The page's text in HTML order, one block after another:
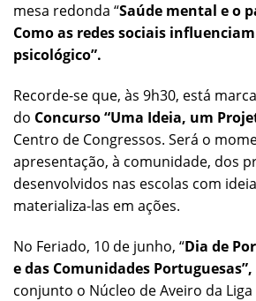
mesa redonda “Saúde mental e o
Como as redes sociais
psicológico”.
Recorde-se que, às 9h30, está
do Concurso “Uma Ideia, um
Centro de Congressos. Será o
apresentação, à comunidade, dos
desenvolvidos nas escolas com
materializa-las em ações.
No Feriado, 10 de junho, “Dia de
e das Comunidades Portuguesas”,
conjunto o Núcleo de Aveiro da